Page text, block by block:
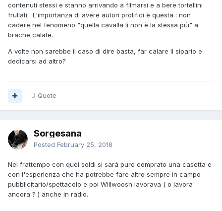
contenuti stessi e stanno arrivando a filmarsi e a bere tortellini
frullati . L'importanza di avere autori prolifici è questa : non
cadere nel fenomeno "quella cavalla lì non è la stessa più" a
brache calate.
A volte non sarebbe il caso di dire basta, far calare il sipario e
dedicarsi ad altro?
Quote
Sorgesana
Posted February 25, 2018
Nel frattempo con quei soldi si sarà pure comprato una casetta e
con l'esperienza che ha potrebbe fare altro sempre in campo
pubblicitario/spettacolo e poi Willwoosh lavorava ( o lavora
ancora ? ) anche in radio.